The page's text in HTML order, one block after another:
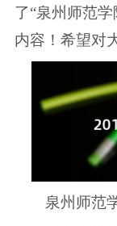
了“泉州师范
内容！希望对
泉州师范学